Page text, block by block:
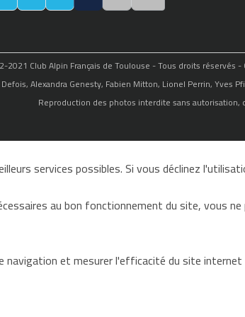
2021 Club Alpin Français de Toulouse - Tous droits réservés
Defois, Alexandra Genesty, Fabien Mitton, Lionel Perrin, Yves
Reproduction des photos interdite sans autorisation,
services possibles. Si vous déclinez
au bon fonctionnement du site, vous
navigation et mesurer l'efficacité du site